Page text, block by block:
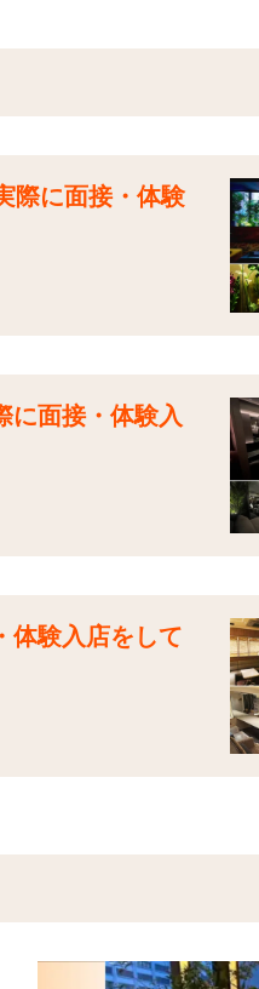
際に面接・体験
に面接・体験入
体験入店をして